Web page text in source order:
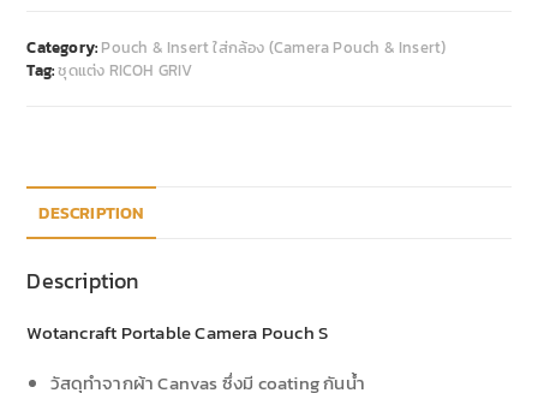
Category: Pouch & Insert ใส่กล้อง (Camera Pouch & Insert)
Tag:ชุดแต่ง RICOH GRIV
DESCRIPTION
Description
Wotancraft Portable Camera Pouch S
วัสดุทำจากผ้า Canvas ซึ่งมี coating กันน้ำ